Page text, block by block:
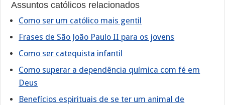
Assuntos católicos relacionados
Como ser um católico mais gentil
Frases de São João Paulo II para os jovens
Como ser catequista infantil
Como superar a dependência química com fé em
Deus
Benefícios espirituais de se ter um animal de